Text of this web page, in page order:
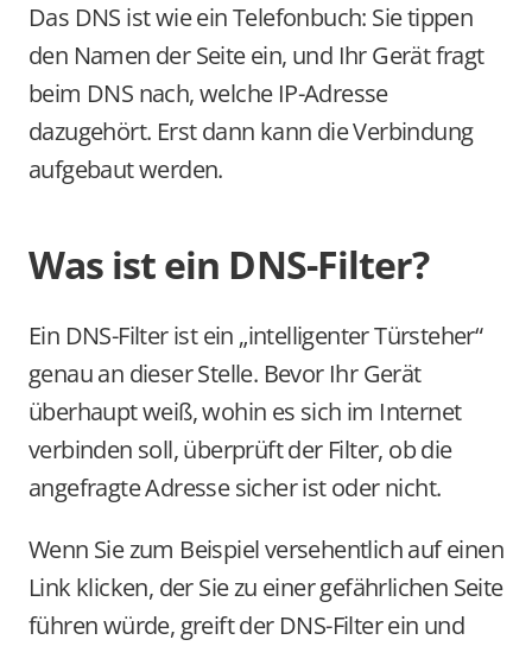
Das DNS ist wie ein Telefonbuch: Sie tippen
den Namen der Seite ein, und Ihr Gerät fragt
beim DNS nach, welche IP-Adresse
dazugehört. Erst dann kann die Verbindung
aufgebaut werden.
Was ist ein DNS-Filter?
Ein DNS-Filter ist ein „intelligenter Türsteher“
genau an dieser Stelle. Bevor Ihr Gerät
überhaupt weiß, wohin es sich im Internet
verbinden soll, überprüft der Filter, ob die
angefragte Adresse sicher ist oder nicht.
Wenn Sie zum Beispiel versehentlich auf einen
Link klicken, der Sie zu einer gefährlichen Seite
führen würde, greift der DNS-Filter ein und